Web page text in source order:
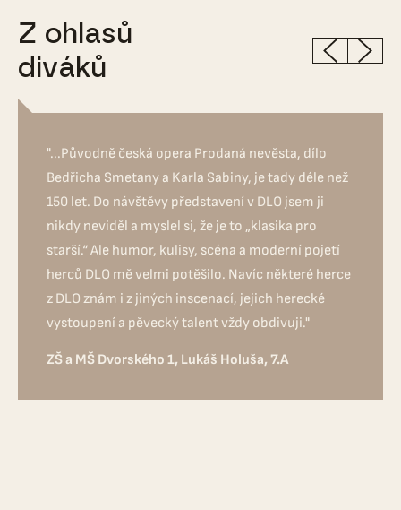
Z ohlasů
diváků
"...Původně česká opera Prodaná nevěsta, dílo
Bedřicha Smetany a Karla Sabiny, je tady déle než
150 let. Do návštěvy představení v DLO jsem ji
nikdy neviděl a myslel si, že je to „klasika pro
starší.“ Ale humor, kulisy, scéna a moderní pojetí
herců DLO mě velmi potěšilo. Navíc některé herce
z DLO znám i z jiných inscenací, jejich herecké
vystoupení a pěvecký talent vždy obdivuji."
ZŠ a MŠ Dvorského 1, Lukáš Holuša, 7.A